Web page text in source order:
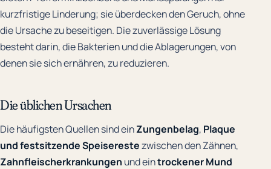
kurzfristige Linderung; sie überdecken den Geruch, ohne
die Ursache zu beseitigen. Die zuverlässige Lösung
besteht darin, die Bakterien und die Ablagerungen, von
denen sie sich ernähren, zu reduzieren.
Die üblichen Ursachen
Die häufigsten Quellen sind einZungenbelag, Plaque
und festsitzende Speiserestezwischen den Zähnen,
Zahnfleischerkrankungen und eintrockener Mund